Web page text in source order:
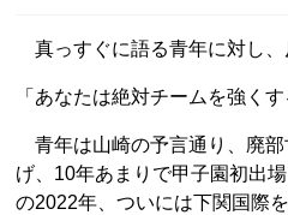
真っすぐに語る青年に対し、
「あなたは絶対チームを強く
青年は山崎の予言通り、廃部
げ、10年あまりで甲子園初出
の2022年、ついには下関国際